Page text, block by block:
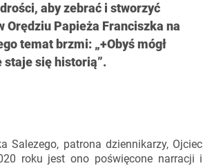
aby zebrać i stworzyć
Papieża Franciszka na
temat brzmi: „+Obyś mógł
staje się historią”.
Salezego, patrona dziennikarzy, Ojciec
roku jest ono poświęcone narracji i